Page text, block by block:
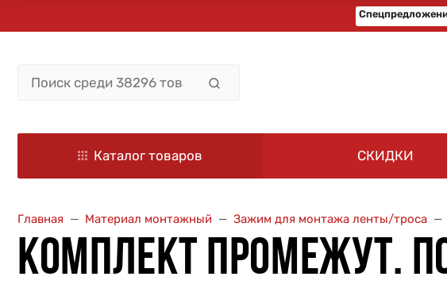
Каталог товаров СКИДКИ
Главная Материал монтажный Зажим для монтажа ленты/троса
КОМПЛЕКТ ПРОМЕЖУТ.